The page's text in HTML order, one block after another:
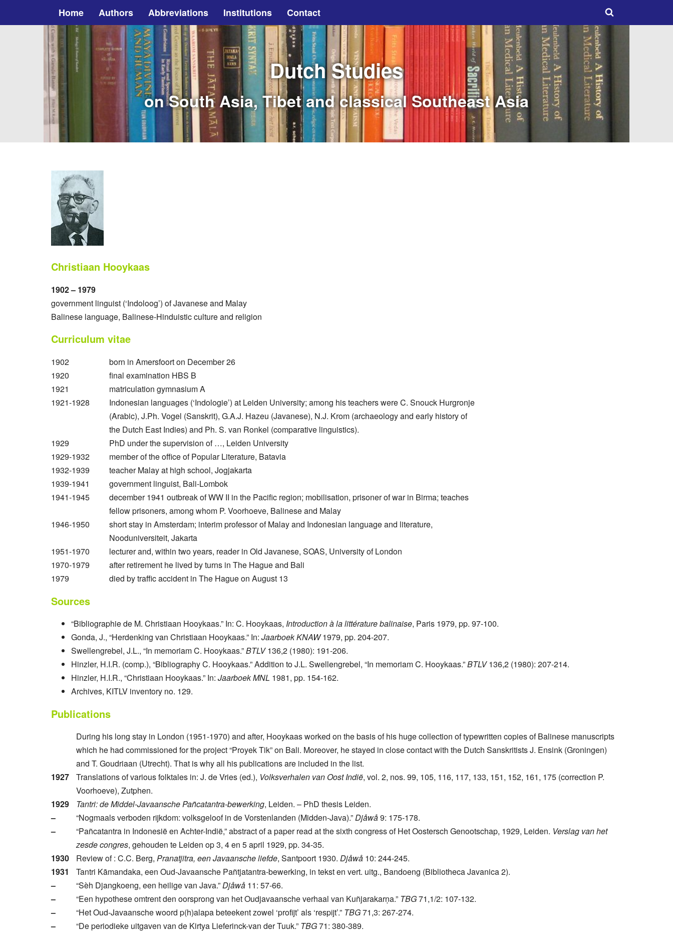
Home Authors Abbreviations Institutions Contact
Dutch Studies
on South Asia, Tibet and classical Southeast Asia
Christiaan Hooykaas
1902 – 1979
government linguist (‘Indoloog’) of Javanese and Malay
Balinese language, Balinese-Hinduistic culture and religion
Curriculum vitae
1902
born in Amersfoort on December 26
1920
final examination HBS B
1921
matriculation gymnasium A
1921-1928
Indonesian languages (‘Indologie’) at Leiden University; among his teachers were C. Snouck Hurgronje
(Arabic), J.Ph. Vogel (Sanskrit), G.A.J. Hazeu (Javanese), N.J. Krom (archaeology and early history of
the Dutch East Indies) and Ph. S. van Ronkel (comparative linguistics).
1929
PhD under the supervision of …, Leiden University
1929-1932
member of the office of Popular Literature, Batavia
1932-1939
teacher Malay at high school, Jogjakarta
1939-1941
government linguist, Bali-Lombok
1941-1945
december 1941 outbreak of WW II in the Pacific region; mobilisation, prisoner of war in Birma; teaches
fellow prisoners, among whom P. Voorhoeve, Balinese and Malay
1946-1950
short stay in Amsterdam; interim professor of Malay and Indonesian language and literature,
Nooduniversiteit, Jakarta
1951-1970
lecturer and, within two years, reader in Old Javanese, SOAS, University of London
1970-1979
after retirement he lived by turns in The Hague and Bali
1979
died by traffic accident in The Hague on August 13
Sources
“Bibliographie de M. Christiaan Hooykaas.” In: C. Hooykaas, Introduction à la littérature balinaise, Paris 1979, pp. 97-100.
Gonda, J., “Herdenking van Christiaan Hooykaas.” In: Jaarboek KNAW1979, pp. 204-207.
Swellengrebel, J.L., “In memoriam C. Hooykaas.”BTLV136,2 (1980): 191-206.
Hinzler, H.I.R. (comp.), “Bibliography C. Hooykaas.” Addition to J.L. Swellengrebel, “In memoriam C. Hooykaas.”BTLV136,2 (1980): 207-214.
Hinzler, H.I.R., “Christiaan Hooykaas.” In: Jaarboek MNL 1981, pp. 154-162.
Archives, KITLV inventory no. 129.
Publications
During his long stay in London (1951-1970) and after, Hooykaas worked on the basis of his huge collection of typewritten copies of Balinese manuscripts
which he had commissioned for the project “Proyek Tik” on Bali. Moreover, he stayed in close contact with the Dutch Sanskritists J. Ensink (Groningen)
and T. Goudriaan (Utrecht). That is why all his publications are included in the list.
1927
Translations of various folktales in: J. de Vries (ed.), Volksverhalen van Oost Indië, vol. 2, nos. 99, 105, 116, 117, 133, 151, 152, 161, 175 (correction P.
Voorhoeve), Zutphen.
1929
Tantri: de Middel-Javaansche Pañcatantra-bewerking, Leiden. – PhD thesis Leiden.
–
“Nogmaals verboden rijkdom: volksgeloof in de Vorstenlanden (Midden-Java).”Djåwå9: 175-178.
–
“Pañcatantra in Indonesië en Achter-Indië,” abstract of a paper read at the sixth congress of Het Oostersch Genootschap, 1929, Leiden. Verslag van het
zesde congres, gehouden te Leiden op 3, 4 en 5 april 1929, pp. 34-35.
1930
Review of : C.C. Berg, Pranatjitra, een Javaansche liefde, Santpoort 1930. Djåwå 10: 244-245.
1931
Tantri Kāmandaka, een Oud-Javaansche Pañtjatantra-bewerking, in tekst en vert. uitg., Bandoeng (Bibliotheca Javanica 2).
–
“Sèh Djangkoeng, een heilige van Java.”Djåwå 11: 57-66.
–
“Een hypothese omtrent den oorsprong van het Oudjavaansche verhaal van Kuñjarakarṇa.” TBG71,1/2: 107-132.
–
“Het Oud-Javaansche woord p(h)alapa beteekent zowel ‘profijt’ als ‘respijt’.” TBG71,3: 267-274.
–
“De periodieke uitgaven van de Kirtya Lieferinck-van der Tuuk.” TBG71: 380-389.